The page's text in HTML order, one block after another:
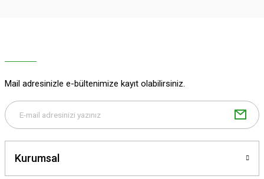
Bu ürüne benzer farklı alternatifler olmalı.
Mail adresinizle e-bültenimize kayıt olabilirsiniz.
Kurumsal